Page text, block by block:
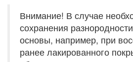
Внимание! В случае
сохранения
основы, например, при
ранее лакированного